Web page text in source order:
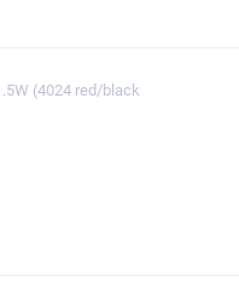
(4024 red/black